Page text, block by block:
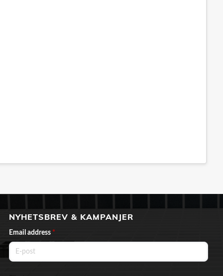
NYHETSBREV & KAMPANJER
Email address *